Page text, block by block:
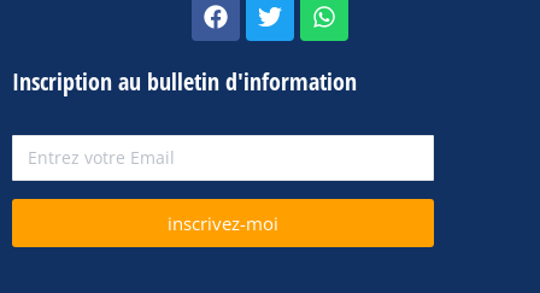
Inscription au bulletin d'information
inscrivez-moi